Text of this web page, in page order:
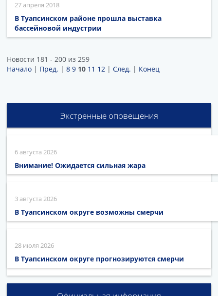
27 апреля 2018
В Туапсинском районе прошла выставка
бассейновой индустрии
Новости 181 - 200 из 259
Начало | Пред. | 8 9 10 11 12 | След. | Конец
Экстренные оповещения
6 августа 2026
Внимание! Ожидается сильная жара
3 августа 2026
В Туапсинском округе возможны смерчи
28 июля 2026
В Туапсинском округе прогнозируются смерчи